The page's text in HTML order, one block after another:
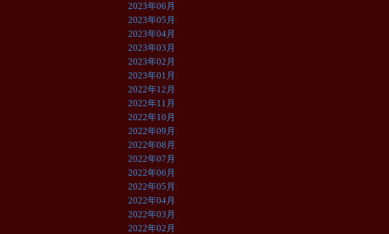
2023年06月
2023年05月
2023年04月
2023年03月
2023年02月
2023年01月
2022年12月
2022年11月
2022年10月
2022年09月
2022年08月
2022年07月
2022年06月
2022年05月
2022年04月
2022年03月
2022年02月